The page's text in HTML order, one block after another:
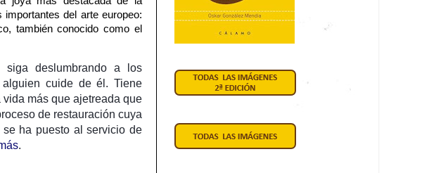
del arte europeo:
también conocido como el
deslumbrando a los
cuide de él. Tiene
más que ajetreada que
de restauración cuya
ha puesto al servicio de
.